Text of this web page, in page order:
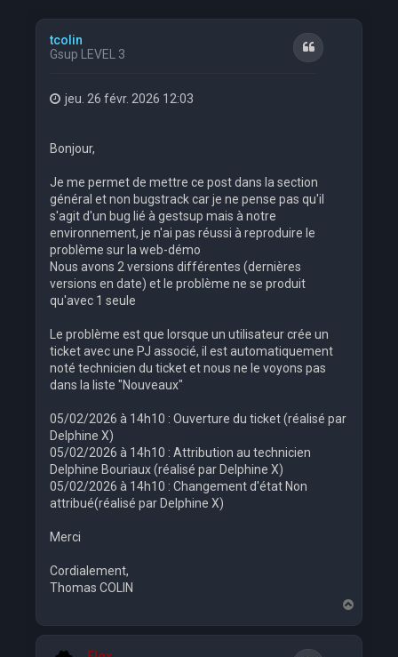
tcolin
Gsup LEVEL 3
Citation
jeu. 26 févr. 2026 12:03
Bonjour,
Je me permet de mettre ce post dans la section
général et non bugstrack car je ne pense pas qu'il
s'agit d'un bug lié à gestsup mais à notre
environnement, je n'ai pas réussi à reproduire le
problème sur la web-démo
Nous avons 2 versions différentes (dernières
versions en date) et le problème ne se produit
qu'avec 1 seule
Le problème est que lorsque un utilisateur crée un
ticket avec une PJ associé, il est automatiquement
noté technicien du ticket et nous ne le voyons pas
dans la liste "Nouveaux"
05/02/2026 à 14h10 : Ouverture du ticket (réalisé par
Delphine X)
05/02/2026 à 14h10 : Attribution au technicien
Delphine Bouriaux (réalisé par Delphine X)
05/02/2026 à 14h10 : Changement d'état Non
attribué(réalisé par Delphine X)
Merci
Cordialement,
Thomas COLIN
a